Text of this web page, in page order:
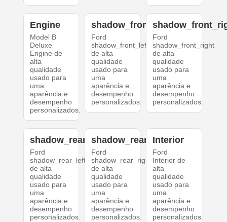
Engine
Model B
Deluxe
Engine de
alta
qualidade
usado para
uma
aparência e
desempenho
personalizados.
shadow_front_left
Ford
shadow_front_left
de alta
qualidade
usado para
uma
aparência e
desempenho
personalizados.
Ford
shadow_front_right
de alta
qualidade
usado para
uma
aparência e
desempenho
personalizados.
shadow_rear_left
Ford
shadow_rear_left
de alta
qualidade
usado para
uma
aparência e
desempenho
personalizados.
shadow_rear_right
Ford
shadow_rear_right
de alta
qualidade
usado para
uma
aparência e
desempenho
personalizados.
Interior
Ford
Interior de
alta
qualidade
usado para
uma
aparência e
desempenho
personalizados.